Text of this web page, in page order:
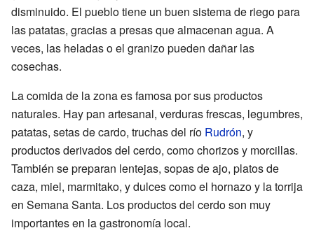
disminuido. El pueblo tiene un buen sistema de riego para
las patatas, gracias a presas que almacenan agua. A
veces, las heladas o el granizo pueden dañar las
cosechas.
La comida de la zona es famosa por sus productos
naturales. Hay pan artesanal, verduras frescas, legumbres,
patatas, setas de cardo, truchas del río Rudrón, y
productos derivados del cerdo, como chorizos y morcillas.
También se preparan lentejas, sopas de ajo, platos de
caza, miel, marmitako, y dulces como el hornazo y la torrija
en Semana Santa. Los productos del cerdo son muy
importantes en la gastronomía local.